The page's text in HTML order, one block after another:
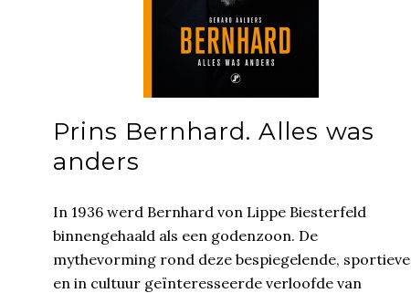
Prins Bernhard. Alles was
anders
In 1936 werd Bernhard von Lippe Biesterfeld
binnengehaald als een godenzoon. De
mythevorming rond deze bespiegelende, sportieve
en in cultuur geïnteresseerde verloofde van